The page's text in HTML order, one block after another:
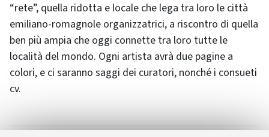
“rete”, quella ridotta e locale che lega tra loro le città
emiliano-romagnole organizzatrici, a riscontro di quella
ben più ampia che oggi connette tra loro tutte le
località del mondo. Ogni artista avrà due pagine a
colori, e ci saranno saggi dei curatori, nonché i consueti
cv.